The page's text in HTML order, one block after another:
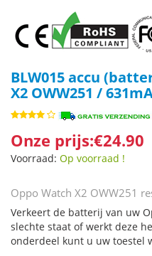
BLW015 accu
X2 OWW251 /
Onze prijs:€24.90
Voorraad: Op voorraad !
Oppo Watch X2 OWW251
Verkeert de batterij van uw
slechte staat of werkt deze
onderdeel kunt u uw toestel